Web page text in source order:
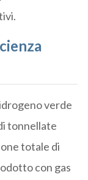
verde
tonnellate
totale di
con gas